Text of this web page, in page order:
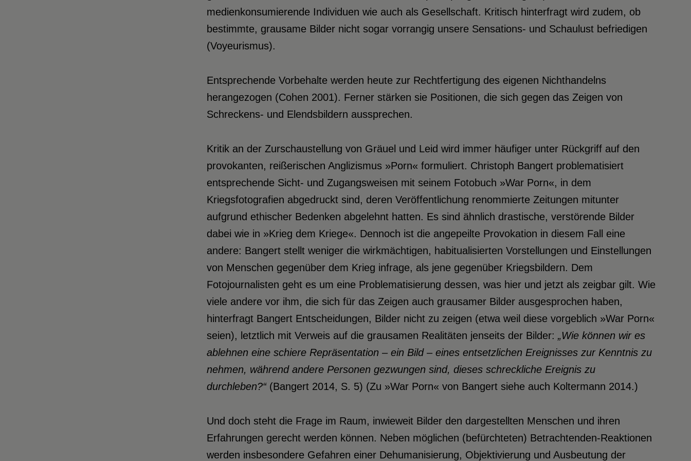
medienkonsumierende Individuen wie auch als Gesellschaft. Kritisch hinterfragt wird zudem, ob
bestimmte, grausame Bilder nicht sogar vorrangig unsere Sensations- und Schaulust befriedigen
(Voyeurismus).
Entsprechende Vorbehalte werden heute zur Rechtfertigung des eigenen Nichthandelns
herangezogen (Cohen 2001). Ferner stärken sie Positionen, die sich gegen das Zeigen von
Schreckens- und Elendsbildern aussprechen.
Kritik an der Zurschaustellung von Gräuel und Leid wird immer häufiger unter Rückgriff auf den
provokanten, reißerischen Anglizismus »Porn« formuliert. Christoph Bangert problematisiert
entsprechende Sicht- und Zugangsweisen mit seinem Fotobuch »War Porn«, in dem
Kriegsfotografien abgedruckt sind, deren Veröffentlichung renommierte Zeitungen mitunter
aufgrund ethischer Bedenken abgelehnt hatten. Es sind ähnlich drastische, verstörende Bilder
dabei wie in »Krieg dem Kriege«. Dennoch ist die angepeilte Provokation in diesem Fall eine
andere: Bangert stellt weniger die wirkmächtigen, habitualisierten Vorstellungen und Einstellungen
von Menschen gegenüber dem Krieg infrage, als jene gegenüber Kriegsbildern. Dem
Fotojournalisten geht es um eine Problematisierung dessen, was hier und jetzt als zeigbar gilt. Wie
viele andere vor ihm, die sich für das Zeigen auch grausamer Bilder ausgesprochen haben,
hinterfragt Bangert Entscheidungen, Bilder nicht zu zeigen (etwa weil diese vorgeblich »War Porn«
seien), letztlich mit Verweis auf die grausamen Realitäten jenseits der Bilder: „Wie können wir es
ablehnen eine schiere Repräsentation – ein Bild – eines entsetzlichen Ereignisses zur Kenntnis zu
nehmen, während andere Personen gezwungen sind, dieses schreckliche Ereignis zu
durchleben?“(Bangert 2014, S. 5) (Zu »War Porn« von Bangert siehe auch Koltermann 2014.)
Und doch steht die Frage im Raum, inwieweit Bilder den dargestellten Menschen und ihren
Erfahrungen gerecht werden können. Neben möglichen (befürchteten) Betrachtenden-Reaktionen
werden insbesondere Gefahren einer Dehumanisierung, Objektivierung und Ausbeutung der